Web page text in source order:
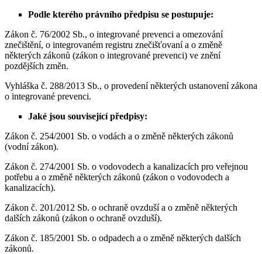
Podle kterého právního předpisu se postupuje:
Zákon č. 76/2002 Sb., o integrované prevenci a omezování
znečištění, o integrovaném registru znečišťovaní a o změně
některých zákonů (zákon o integrované prevenci) ve znění
pozdějších změn.
Vyhláška č. 288/2013 Sb., o provedení některých ustanovení zákona
o integrované prevenci.
Jaké jsou související předpisy:
Zákon č. 254/2001 Sb. o vodách a o změně některých zákonů
(vodní zákon).
Zákon č. 274/2001 Sb. o vodovodech a kanalizacích pro veřejnou
potřebu a o změně některých zákonů (zákon o vodovodech a
kanalizacích).
Zákon č. 201/2012 Sb. o ochraně ovzduší a o změně některých
dalších zákonů (zákon o ochraně ovzduší).
Zákon č. 185/2001 Sb. o odpadech a o změně některých dalších
zákonů.